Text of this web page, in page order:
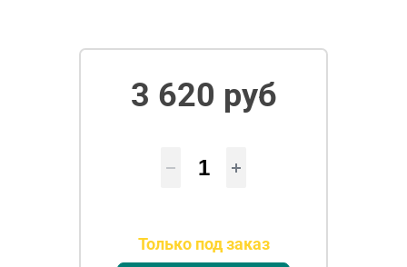
3 620 руб
Только под заказ